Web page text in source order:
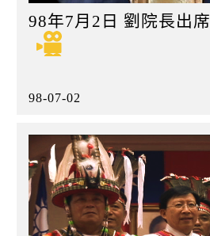
98年7月2日 劉院長出
98-07-02